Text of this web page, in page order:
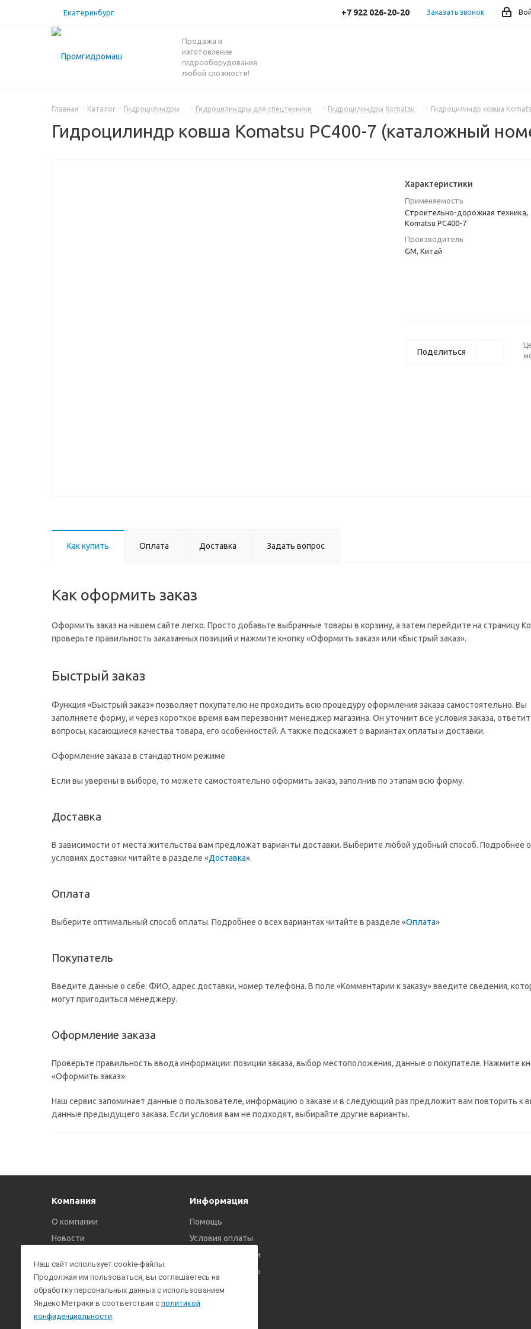
Екатеринбург +7 922 026-20-20 Заказать звонок
Продажа и
изготовление
гидрооборудования
любой сложности!
Главная - Каталог - Гидроцилиндры - Гидроцилиндры для спецтехники - Гидроцилиндры Komatsu - Гидроцилиндр ковша
Гидроцилиндр ковша Komatsu PC400-7 (каталожный
Характеристики
Применяемость
Строительно-дорожная техника,
Komatsu PC400-7
Производитель
GM, Китай
Поделиться
Как купить Оплата Доставка Задать вопрос
Как оформить заказ
Оформить заказ на нашем сайте легко. Просто добавьте выбранные товары в корзину, а затем перейдите на страницу
проверьте правильность заказанных позиций и нажмите кнопку «Оформить заказ» или «Быстрый заказ».
Быстрый заказ
Функция «Быстрый заказ» позволяет покупателю не проходить всю процедуру оформления заказа самостоятельно. Вы
заполняете форму, и через короткое время вам перезвонит менеджер магазина. Он уточнит все условия заказа, ответит
вопросы, касающиеся качества товара, его особенностей. А также подскажет о вариантах оплаты и доставки.
Оформление заказа в стандартном режиме
Если вы уверены в выборе, то можете самостоятельно оформить заказ, заполнив по этапам всю форму.
Доставка
В зависимости от места жительства вам предложат варианты доставки. Выберите любой удобный способ. Подробнее
условиях доставки читайте в разделе «Доставка».
Оплата
Выберите оптимальный способ оплаты. Подробнее о всех вариантах читайте в разделе «Оплата»
Покупатель
Введите данные о себе: ФИО, адрес доставки, номер телефона. В поле «Комментарии к заказу» введите сведения,
могут пригодиться менеджеру.
Оформление заказа
Проверьте правильность ввода информации: позиции заказа, выбор местоположения, данные о покупателе. Нажмите
«Оформить заказ».
Наш сервис запоминает данные о пользователе, информацию о заказе и в следующий раз предложит вам повторить к
данные предыдущего заказа. Если условия вам не подходят, выбирайте другие варианты.
Компания
О компании
Новости
конфиденциальности
Информация
Помощь
Условия оплаты
Условия доставки
Гарантия на товар
Наш сайт использует cookie-файлы.
Продолжая им пользоваться, вы соглашаетесь на
обработку персональных данных с использованием
Яндекс Метрики в соответствии с политикой
конфиденциальности.